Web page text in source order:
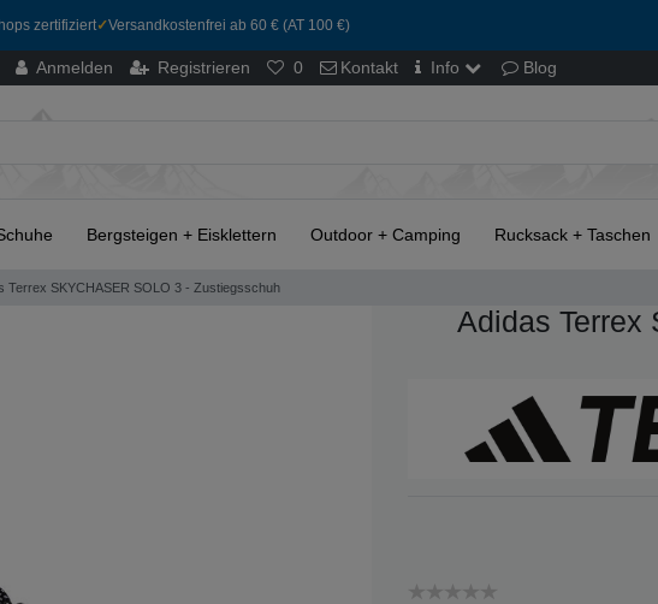
zertifiziert✓Versandkostenfrei ab 60 € (AT 100 €)
Anmelden Registrieren 0 Kontakt Info Blog
Bergsteigen + Eisklettern Outdoor + Camping Rucksack + Taschen
Terrex SKYCHASER SOLO 3 - Zustiegsschuh
Adidas Terrex